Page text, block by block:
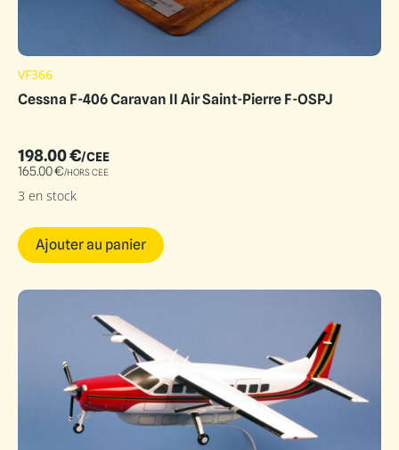
VF366
Cessna F-406 Caravan II Air Saint-Pierre F-OSPJ
198.00€/CEE
165.00€/HORS CEE
3 en stock
Ajouter au panier